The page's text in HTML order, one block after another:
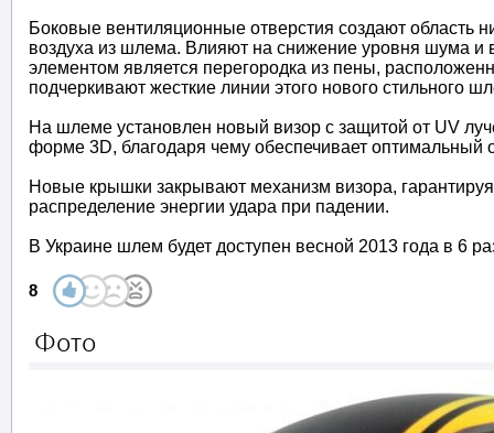
Боковые вентиляционные отверстия создают область
воздуха из шлема. Влияют на снижение уровня шума
элементом является перегородка из пены,
подчеркивают жесткие линии этого нового стильного
На шлеме установлен новый визор с защитой от UV
форме 3D, благодаря чему обеспечивает оптимальный
Новые крышки закрывают механизм визора,
распределение энергии удара при падении.
В Украине шлем будет доступен весной 2013 года в 6
8
Фото